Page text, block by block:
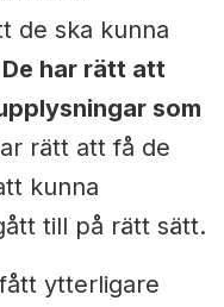
de ska kunna
De har rätt att
som
rätt att få de
kunna
till på rätt sätt.
ytterligare